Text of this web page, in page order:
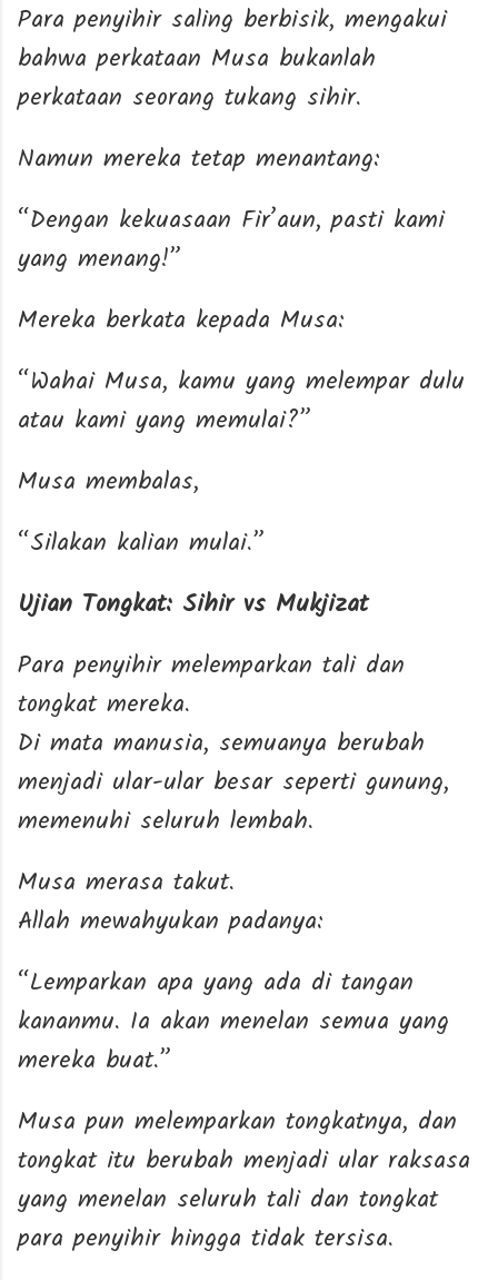
Para penyihir saling berbisik, mengakui
bahwa perkataan Musa bukanlah
perkataan seorang tukang sihir.
Namun mereka tetap menantang:
“Dengan kekuasaan Fir’aun, pasti kami
yang menang!”
Mereka berkata kepada Musa:
“Wahai Musa, kamu yang melempar dulu
atau kami yang memulai?”
Musa membalas,
“Silakan kalian mulai.”
Ujian Tongkat: Sihir vs Mukjizat
Para penyihir melemparkan tali dan
tongkat mereka.
Di mata manusia, semuanya berubah
menjadi ular-ular besar seperti gunung,
memenuhi seluruh lembah.
Musa merasa takut.
Allah mewahyukan padanya:
“Lemparkan apa yang ada di tangan
kananmu. Ia akan menelan semua yang
mereka buat.”
Musa pun melemparkan tongkatnya, dan
tongkat itu berubah menjadi ular raksasa
yang menelan seluruh tali dan tongkat
para penyihir hingga tidak tersisa.